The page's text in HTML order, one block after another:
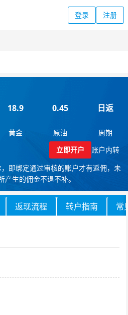
登录 注册
18.9
黄金
0.45
原油
日返
周期
立即开户
账户内转
即绑定通过审核的账户才有返佣，未
产生的佣金不退不补。
返现流程 转户指南 常